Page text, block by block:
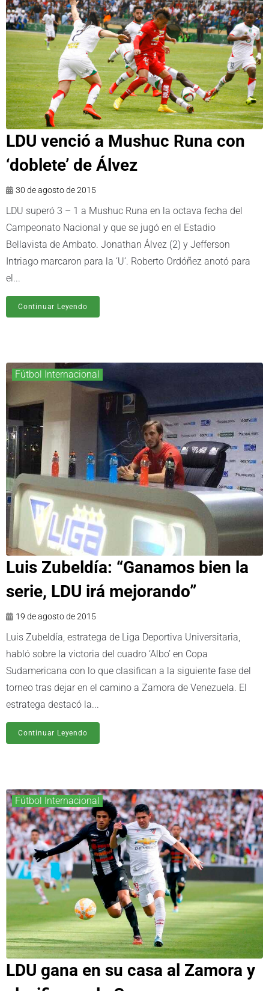
LDU venció a Mushuc Runa con
‘doblete’ de Álvez
30 de agosto de 2015
LDU superó 3 – 1 a Mushuc Runa en la octava fecha del
Campeonato Nacional y que se jugó en el Estadio
Bellavista de Ambato. Jonathan Álvez (2) y Jefferson
Intriago marcaron para la ‘U’. Roberto Ordóñez anotó para
el...
Continuar Leyendo
Fútbol Internacional
Luis Zubeldía: “Ganamos bien la
serie, LDU irá mejorando”
19 de agosto de 2015
Luis Zubeldía, estratega de Liga Deportiva Universitaria,
habló sobre la victoria del cuadro ‘Albo’ en Copa
Sudamericana con lo que clasifican a la siguiente fase del
torneo tras dejar en el camino a Zamora de Venezuela. El
estratega destacó la...
Continuar Leyendo
Fútbol Internacional
LDU gana en su casa al Zamora y